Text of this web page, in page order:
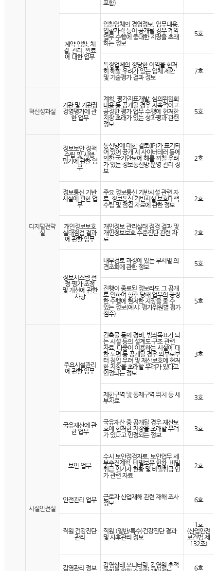
포함)
계약 입찰, 체
결, 관리, 완료
에 대한 업무
입찰업체의 경영정보, 업무내용,
입찰가격 등이 공개될 경우 계약
업무 수행에 중대한 지장을 초래
하는 정보
5호
특정업체의 정당한 이익을 현저
히 해할 우려가 있는 업체 제안
및 기술평가 결과 정보
7호
혁신성과실
기관 및 기관장
경영평가에 관
한 업무
계획, 평가지표개발, 심의위원회
내용 등 공개될 경우 지속적이고
공정한 평가 업무 수행에 현저한
지장 초래가 있는 성과평과 관련
정보
5호
디지털전략
실
정보보안 정책
수립 및 시행·
평가에 관한 업
무
통신망에 대한 결로(IP)가 표기되
어 있어 공개 시 사이버테러 등에
의한 국가안보에 해를 끼칠 우려
가 있는 정보통신망 운영 관리 정
보
2호
정보통신 기반
시설에 관한 업
무
주요 정보통신 기반시설 관련 자
료, 정보통신 기반시설 보호대책
수립 및 점검 자료에 관한 정보
2호
개인정보보호
실태점검 결과
에 관한 업무
개인정보 관리실태 점검 결과 및
개인정보보호 수준진단 관련 자
료
2호
정보시스템 선
정·평가·조정
및 개선에 관한
사항
내부검토 과정에 있는 부서별 의
견조회에 관한 정보
5호
진행이 종료된 정보라도 그 공개
로 인하여 향후 당해 업무의 공정
한 수행에 현저한 지장을 줄 수
있는 정보(예시: 평가위원별 평가
점수)
5호
시설안전실
주요시설관리
에 관한 업무
건축물 등의 경비, 범죄목표가 되
는 시설 등의 설계도·구조 관련
자료, 다중이 이용하는 시설에 대
한 도면 등 공개될 경우 외부로부
터 침입 우려 및 재산보호에 현저
한 지장을 초래할 우려가 있다고
인정되는 정보
3호
제한구역 및 통제구역 위치 등 세
부자료
3호
국유재산에 관
한 업무
국유재산 중 공개될 경우 재산보
호에 현저한 지장을 초래할 우려
가 있다고 인정되는 정보
3호
보안 업무
수시 보안점검자료, 보안업무 세
부추진계획, 비밀보유 현황, 비밀
취급 인가자 현황 및 비밀취급 인
가 관련 자료
2호
안전관리 업무
근로자 산업재해 관련 재해 조사
정보
6호
직원 건강진단
관리
직원 (일반/특수)건강진단 결과
및 사후관리 정보
1호
(산업안전
보건법 제
132조)
감염관리 정보
감염상태 모니터링, 감염원 추적
6호